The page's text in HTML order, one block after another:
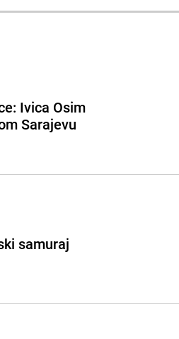
Ivica Osim
Sarajevu
samuraj